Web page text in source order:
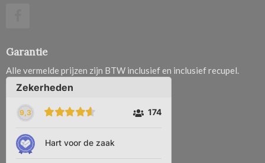
Garantie
Alle vermelde prijzen zijn BTW inclusief en inclusief recupel.